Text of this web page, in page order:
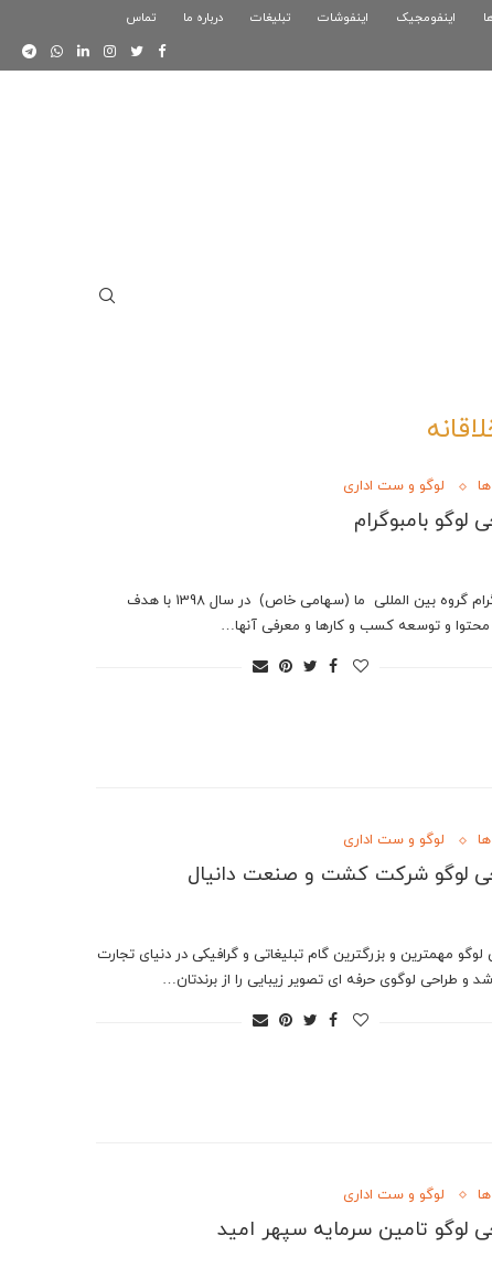
بازی کلش رویال
اینفومجیک اینفوشات تبلیغات درباره ما تماس
لوگو و ست اداری
لوگو بامبوگرام
بامبوگرام گروه بین المللی ما (سهامی خاص) در سال 1398 با هدف
محتوا و توسعه کسب و کارها و معرفی آنها…
لوگو و ست اداری
لوگو شرکت کشت و صنعت دانیال
لوگو مهمترین و بزرگترین گام تبلیغاتی و گرافیکی در دنیای تجارت
و طراحی لوگوی حرفه ای تصویر زیبایی را از برندتان…
لوگو و ست اداری
لوگو تامین سرمایه سپهر امید